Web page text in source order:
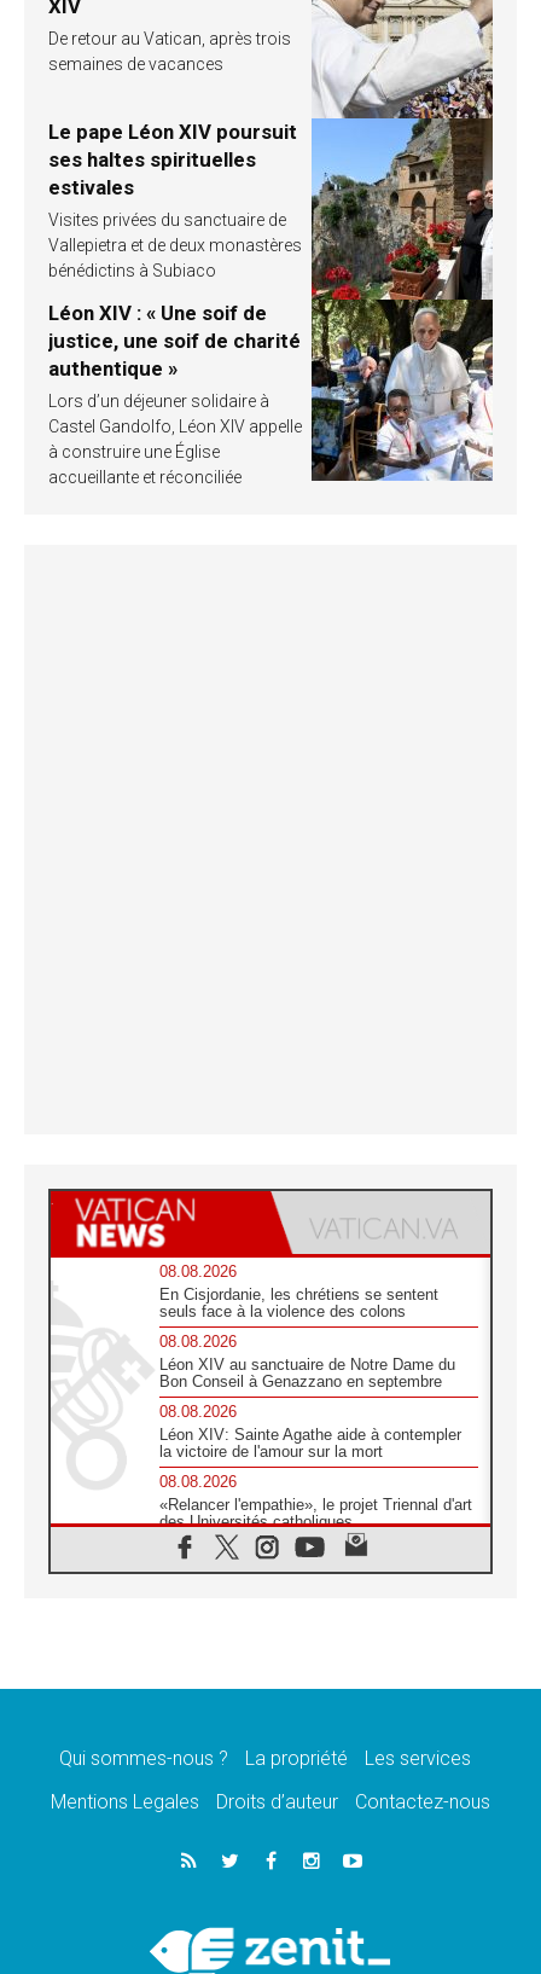
XIV
De retour au Vatican, après trois
semaines de vacances
Le pape Léon XIV poursuit
ses haltes spirituelles
estivales
Visites privées du sanctuaire de
Vallepietra et de deux monastères
bénédictins à Subiaco
Léon XIV : « Une soif de
justice, une soif de charité
authentique »
Lors d’un déjeuner solidaire à
Castel Gandolfo, Léon XIV appelle
à construire une Église
accueillante et réconciliée
08.08.2026
En Cisjordanie, les chrétiens se sentent
seuls face à la violence des colons
08.08.2026
Léon XIV au sanctuaire de Notre Dame du
Bon Conseil à Genazzano en septembre
08.08.2026
Léon XIV: Sainte Agathe aide à contempler
la victoire de l'amour sur la mort
08.08.2026
«Relancer l'empathie», le projet Triennal d'art
des Universités catholiques
08.08.2026
Signis 2026, donner la parole aux religieuses
07.08.2026
07.08.2026
de l'Assomption et mémoire nationale
«La paix commence par l'empathie» estime
le cardinal Parolin
En Colombie, «la paix ne s'achète pas avec
une signature»
Qui sommes-nous ? La propriété
Les services
Mentions Legales
Droits d’auteur Contactez-nous